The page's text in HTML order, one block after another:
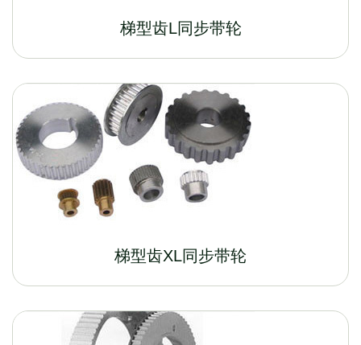
梯型齿L同步带轮
梯型齿XL同步带轮